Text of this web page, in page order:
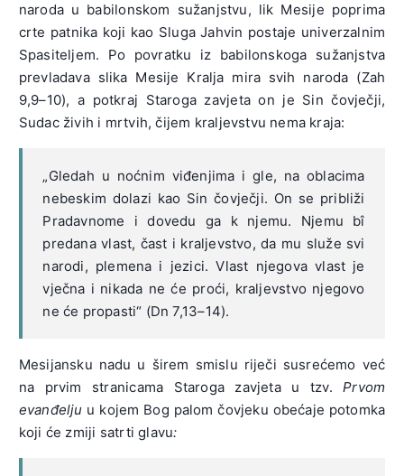
naroda u babilonskom sužanjstvu, lik Mesije poprima
crte patnika koji kao Sluga Jahvin postaje univerzalnim
Spasiteljem. Po povratku iz babilonskoga sužanjstva
prevladava slika Mesije Kralja mira svih naroda (Zah
9,9–10), a potkraj Staroga zavjeta on je Sin čovječji,
Sudac živih i mrtvih, čijem kraljevstvu nema kraja:
„Gledah u noćnim viđenjima i gle, na oblacima
nebeskim dolazi kao Sin čovječji. On se približi
Pradavnome i dovedu ga k njemu. Njemu bî
predana vlast, čast i kraljevstvo, da mu služe svi
narodi, plemena i jezici. Vlast njegova vlast je
vječna i nikada ne će proći, kraljevstvo njegovo
ne će propasti“ (Dn 7,13–14).
Mesijansku nadu u širem smislu riječi susrećemo već
na prvim stranicama Staroga zavjeta u tzv.Prvom
evanđelju u kojem Bog palom čovjeku obećaje potomka
koji će zmiji satrti glavu: